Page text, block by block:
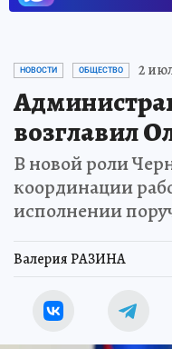
НОВОСТИ ОБЩЕСТВО 2
возглавил
В новой роли
координации
исполнении
Валерия РАЗИНА